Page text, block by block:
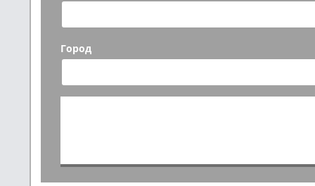
Город